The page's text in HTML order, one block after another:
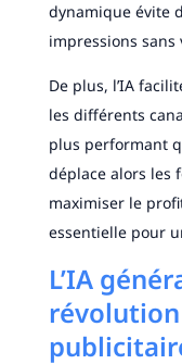
dynamique évite
impressions sans
De plus, l’IA
les différents
plus performant
déplace alors les
maximiser le
essentielle pour
L’IA